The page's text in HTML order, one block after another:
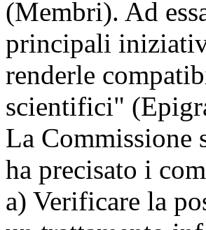
(Membri). Ad
principali
renderle
scientifici"
La Commissione
ha precisato i
a) Verificare la